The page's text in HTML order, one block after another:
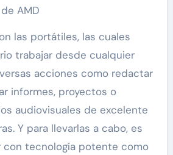
AMD
las portátiles, las cuales
trabajar desde cualquier
acciones como redactar
informes, proyectos o
audiovisuales de excelente
Y para llevarlas a cabo, es
con tecnología potente como